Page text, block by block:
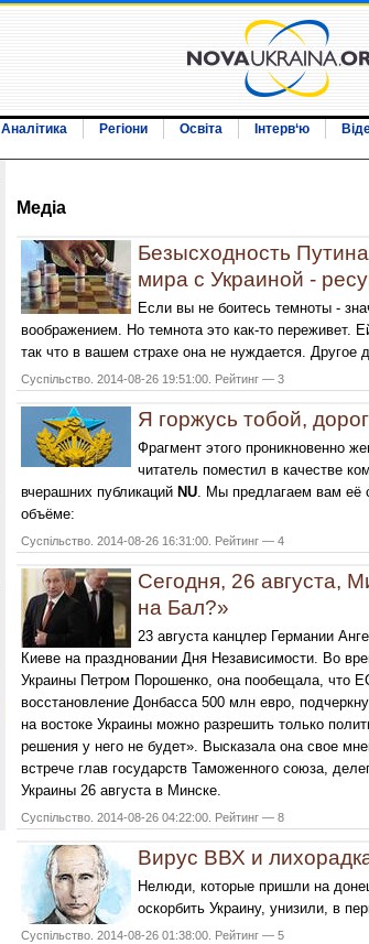
Аналітика Регіони Освіта Інтерв‘ю
Медiа
Безысходность
мира с Украиной -
Если вы не боитесь темноты -
воображением. Но темнота это как-то переживет.
так что в вашем страхе она не нуждается. Другое
Суспільство. 2014-08-26 19:51:00. Рейтинг — 3
Я горжусь тобой,
Фрагмент этого проникновенно
читатель поместил в качестве
вчерашних публикаций NU. Мы предлагаем вам её
объёме:
Суспільство. 2014-08-26 16:31:00. Рейтинг — 4
Сегодня, 26 августа,
на Бал?»
23 августа канцлер Германии
Киеве на праздновании Дня Независимости. Во
Украины Петром Порошенко, она пообещала, что
восстановление Донбасса 500 млн евро,
на востоке Украины можно разрешить только
решения у него не будет». Высказала она свое
встрече глав государств Таможенного союза,
Украины 26 августа в Минске.
Суспільство. 2014-08-26 04:22:00. Рейтинг — 8
Вирус ВВХ и
Нелюди, которые пришли на
оскорбить Украину, унизили, в
Суспільство. 2014-08-26 01:38:00. Рейтинг — 5